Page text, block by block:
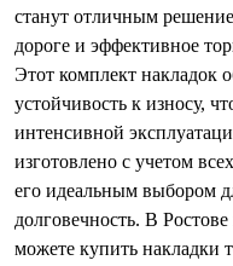
станут отличным
дороге и эффективное
Этот комплект накладок
устойчивость к износу,
интенсивной
изготовлено с учетом
его идеальным выбором
долговечность. В
можете купить